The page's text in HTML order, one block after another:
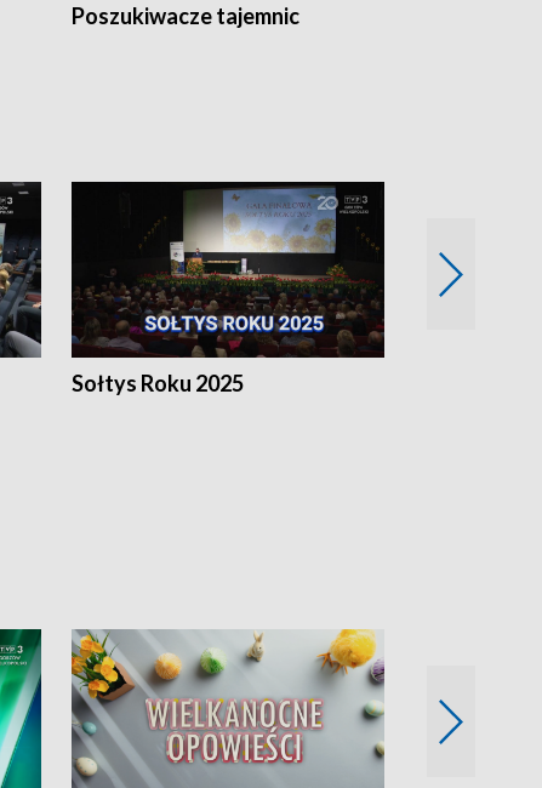
Poszukiwacze tajemnic
Sołtys Roku 2025